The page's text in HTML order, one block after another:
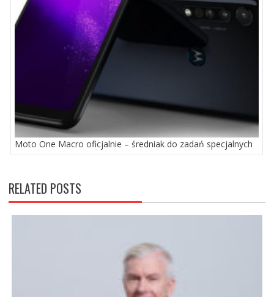
Moto One Macro oficjalnie – średniak do zadań specjalnych
RELATED POSTS